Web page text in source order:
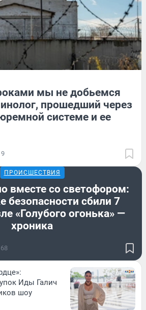
мы не добьемся
прошедший через
системе и ее
9
ПРОИСШЕСТВИЯ
вместе со светофором:
безопасности сбили 7
«Голубого огонька» —
хроника
68
Иды Галич
шоу